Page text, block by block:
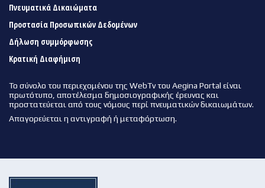
Πνευματικά Δικαιώματα
Προστασία Προσωπικών Δεδομένων
Δήλωση συμμόρφωσης
Κρατική Διαφήμιση
Το σύνολο του περιεχομένου της WebTv του Aegina Portal είναι
πρωτότυπο, αποτέλεσμα δημοσιογραφικής έρευνας και
προστατεύεται από τους νόμους περί πνευματικών δικαιωμάτων.
Απαγορεύεται η αντιγραφή ή μεταφόρτωση.